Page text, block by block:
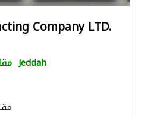
Company LTD.
Jeddah